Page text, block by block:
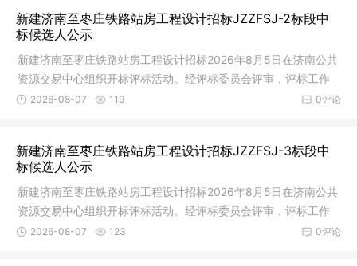
新建济南至枣庄铁路站房工程设计招标JZZFSJ-2标段中
标候选人公示
新建济南至枣庄铁路站房工程设计招标2026年8月5日在济南公共
资源交易中心组织开标评标活动。经评标委员会评审，评标工作
已完成。
0评论
2026-08-07 119
新建济南至枣庄铁路站房工程设计招标JZZFSJ-3标段中
标候选人公示
新建济南至枣庄铁路站房工程设计招标2026年8月5日在济南公共
资源交易中心组织开标评标活动。经评标委员会评审，评标工作
已完成。
0评论
2026-08-07 123